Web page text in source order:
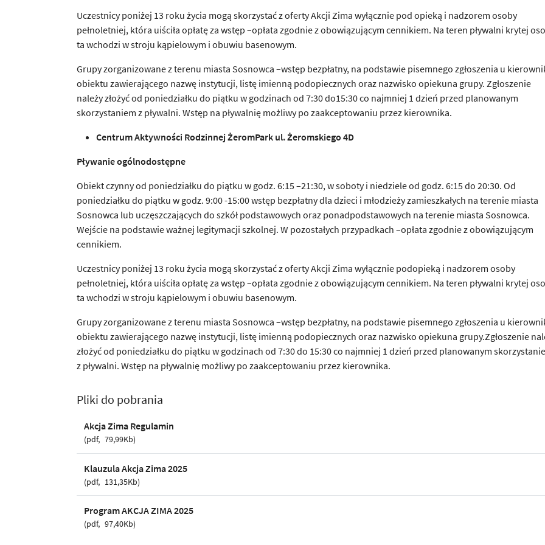
Uczestnicy poniżej 13 roku życia mogą skorzystać z oferty Akcji Zima wyłącznie pod opieką i nadzorem osoby
pełnoletniej, która uiściła opłatę za wstęp –opłata zgodnie z obowiązującym cennikiem. Na teren pływalni krytej
ta wchodzi w stroju kąpielowym i obuwiu basenowym.
Grupy zorganizowane z terenu miasta Sosnowca –wstęp bezpłatny, na podstawie pisemnego zgłoszenia u
obiektu zawierającego nazwę instytucji, listę imienną podopiecznych oraz nazwisko opiekuna grupy. Zgłoszenie
należy złożyć od poniedziałku do piątku w godzinach od 7:30 do15:30 co najmniej 1 dzień przed planowanym
skorzystaniem z pływalni. Wstęp na pływalnię możliwy po zaakceptowaniu przez kierownika.
Centrum Aktywności RodzinnejŻeromPark ul.Żeromskiego 4D
Pływanie ogólnodostępne
Obiekt czynny od poniedziałku do piątku w godz. 6:15 –21:30, w soboty i niedziele od godz. 6:15 do 20:30. Od
poniedziałku do piątku w godz. 9:00 -15:00 wstęp bezpłatny dla dzieci i młodzieży zamieszkałych na terenie miasta
Sosnowca lub uczęszczających do szkół podstawowych oraz ponadpodstawowych na terenie miasta Sosnowca.
Wejście na podstawie ważnej legitymacji szkolnej. W pozostałych przypadkach –opłata zgodnie z obowiązującym
cennikiem.
Uczestnicy poniżej 13 roku życia mogą skorzystać z oferty Akcji Zima wyłącznie podopieką i nadzorem osoby
pełnoletniej, która uiściła opłatę za wstęp –opłata zgodnie z obowiązującym cennikiem. Na teren pływalni krytej
ta wchodzi w stroju kąpielowym i obuwiu basenowym.
Grupy zorganizowane z terenu miasta Sosnowca –wstęp bezpłatny, na podstawie pisemnego zgłoszenia u
obiektu zawierającego nazwę instytucji, listę imienną podopiecznych oraz nazwisko opiekuna grupy.Zgłoszenie
złożyć od poniedziałku do piątku w godzinach od 7:30 do 15:30 co najmniej 1 dzień przed planowanym
z pływalni. Wstęp na pływalnię możliwy po zaakceptowaniu przez kierownika.
Pliki do pobrania
Akcja Zima Regulamin
pdf 79,99Kb
Klauzula Akcja Zima 2025
pdf 131,35Kb
Program AKCJA ZIMA 2025
pdf 97,40Kb